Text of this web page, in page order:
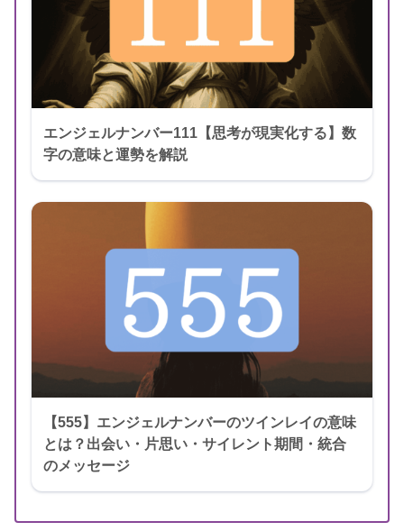
エンジェルナンバー111【思考が現実化する】数
字の意味と運勢を解説
【555】エンジェルナンバーのツインレイの意味
とは？出会い・片思い・サイレント期間・統合
のメッセージ